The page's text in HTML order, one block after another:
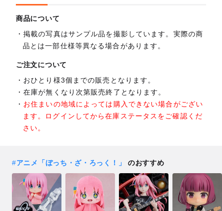
商品について
掲載の写真はサンプル品を撮影しています。実際の商
品とは一部仕様等異なる場合があります。
ご注文について
おひとり様3個までの販売となります。
在庫が無くなり次第販売終了となります。
お住まいの地域によっては購入できない場合がござい
ます。ログインしてから在庫ステータスをご確認くだ
さい。
#アニメ「ぼっち・ざ・ろっく！」 のおすすめ